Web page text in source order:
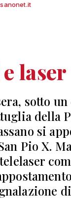
laser
sotto
della
si
Pio X.